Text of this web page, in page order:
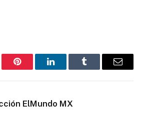
Pinterest LinkedInTumblr
Correo
ElMundo MX